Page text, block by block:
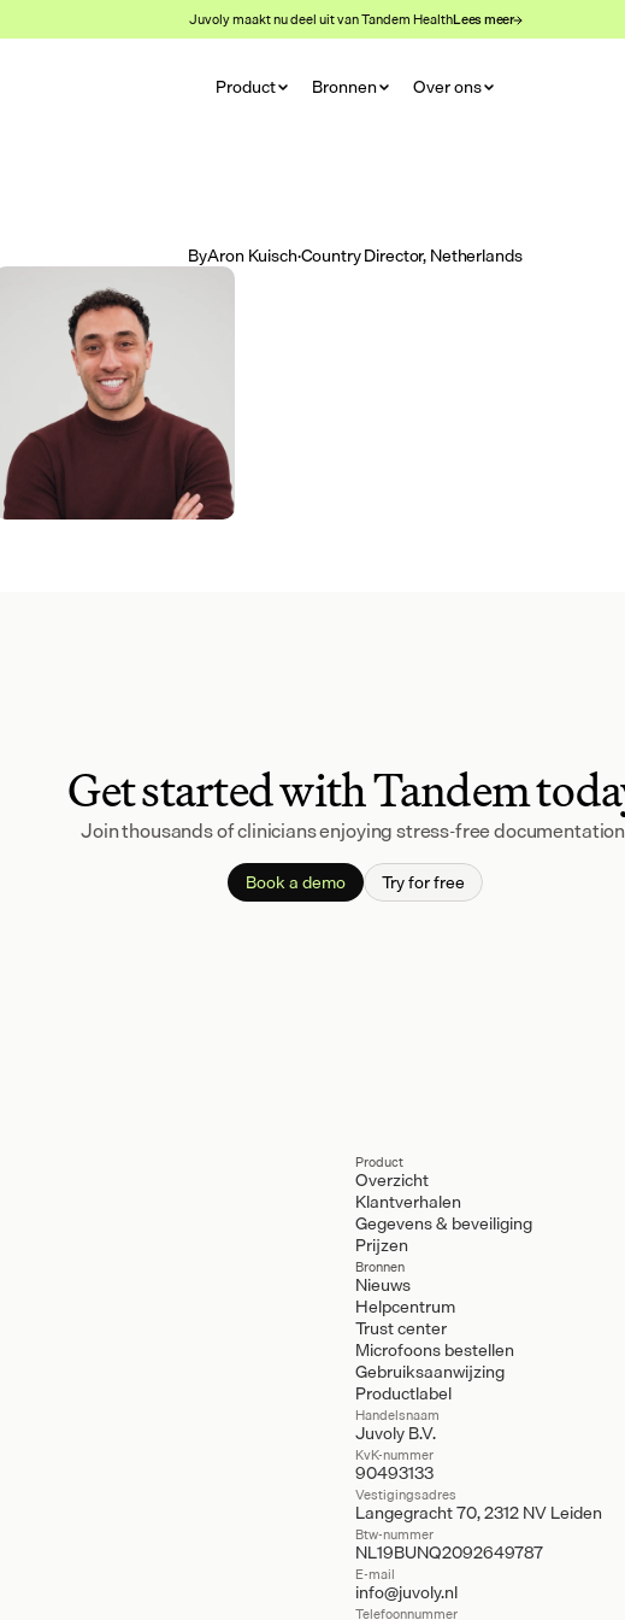
Juvoly maakt nu deel uit van Tandem HealthLees meer
Product Bronnen Over ons
ByAron Kuisch·Country Director, Netherlands
Get started with Tandem
Join thousands of clinicians enjoying stress-free
Book a demo Try for free
Product
Overzicht
Klantverhalen
Gegevens & beveiliging
Prijzen
Bronnen
Nieuws
Helpcentrum
Trust center
Microfoons bestellen
Gebruiksaanwijzing
Productlabel
Handelsnaam
Juvoly B.V.
KvK-nummer
90493133
Vestigingsadres
Langegracht 70, 2312 NV Leiden
Btw-nummer
NL19BUNQ2092649787
E-mail
info@juvoly.nl
Telefoonnummer